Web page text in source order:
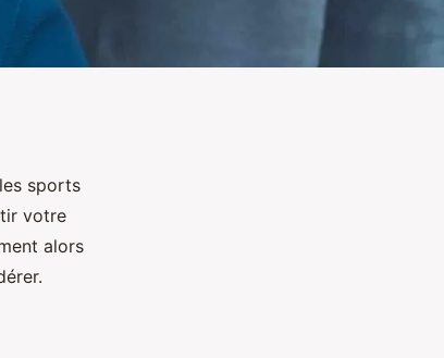
sports
votre
alors